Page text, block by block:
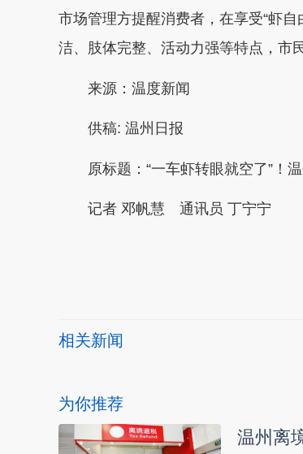
市场管理方提醒消费者，在享受“虾
洁、肢体完整、活动力强等特点，市
来源：温度新闻
供稿: 温州日报
原标题： “一车虾转眼就空了”！
记者 邓帆慧 通讯员 丁宁宁
相关新闻
为你推荐
温州离